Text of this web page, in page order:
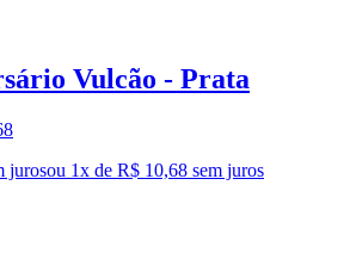
Vulcão - Prata
jurosou 1x de R$ 10,68 sem juros